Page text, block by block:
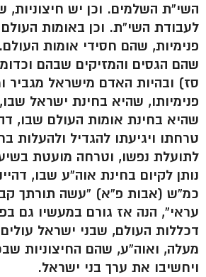
השי”ת השלמים. וכן יש
לעבודת השי”ת. וכן באומות
פנימיות, שהם חסידי אומות העולם.
שהם הגסים והמזיקים שבהם
סז) ובהיות האדם מישראל מגביר
פנימיותו, שהיא בחינת ישראל שבו,
שהיא בחינת אומות העולם שבו,
טרחתו ויגיעתו להגדיל ולהעלות
לתועלת נפשו, וטרחה מועטת
נותן לקיום בחינת אוה”ע שבו,
כמ”ש (אבות פ”א) “עשה תורתך
עראי”, הנה אז גורם במעשיו גם
דכללות העולם, שבני ישראל
מעלה, ואוה”ע, שהם החיצוניות
ויחשיבו את ערך בני ישראל.